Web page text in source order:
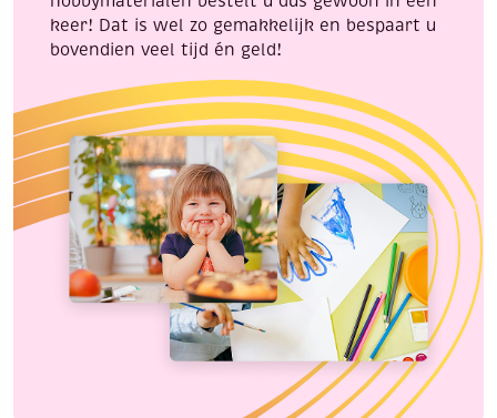
keer! Dat is wel zo gemakkelijk en bespaart u
bovendien veel tijd én geld!